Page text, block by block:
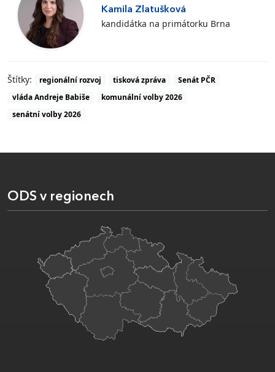
Kamila Zlatušková
kandidátka na primátorku Brna
Štítky: regionální rozvoj tisková zpráva
Senát PČR
vláda Andreje Babiše
komunální volby 2026
senátní volby 2026
ODS v regionech